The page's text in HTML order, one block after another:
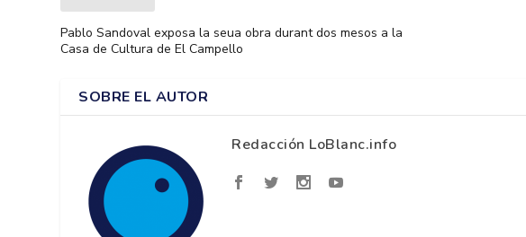
Pablo Sandoval exposa la seua obra durant dos mesos a la
Casa de Cultura de El Campello
SOBRE EL AUTOR
Redacción LoBlanc.info